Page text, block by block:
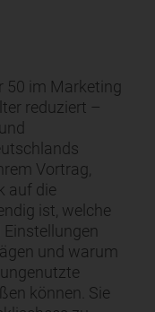
50 im Marketing
reduziert –
Vortrag,
auf die
ist, welche
und warum
können. Sie